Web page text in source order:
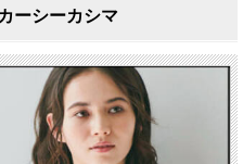
ーシーカシマ